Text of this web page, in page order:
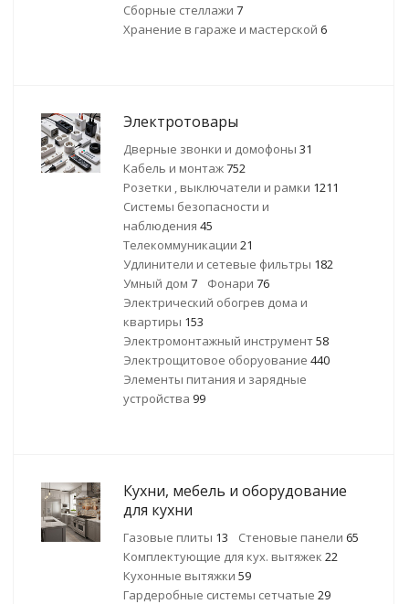
Сборные стеллажи 7
Хранение в гараже и мастерской 6
Электротовары
Дверные звонки и домофоны 31
Кабель и монтаж752
Розетки , выключатели и рамки 1211
Системы безопасности и
наблюдения 45
Телекоммуникации 21
Удлинители и сетевые фильтры 182
Умный дом 7 Фонари 76
Электрический обогрев дома и
квартиры 153
Электромонтажный инструмент58
Электрощитовое оборуование 440
Элементы питания и зарядные
устройства 99
Кухни, мебель и оборудование
для кухни
Газовые плиты 13 Стеновые панели 65
Комплектующие для кух. вытяжек 22
Кухонные вытяжки 59
Гардеробные системы сетчатые 29